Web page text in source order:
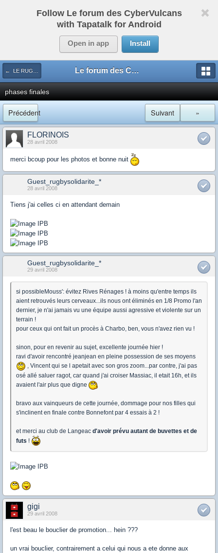
Follow Le forum des CyberVulcans
with Tapatalk for Android
Open in app Install
← LE RUGBY DE CHEZ NOUS Le forum des CyberVulcans
phases finales
Précédent »
Suivant
FLORINOIS
28 avril 2008
merci bcoup pour les photos et bonne nuit
Guest_rugbysolidarite_*
28 avril 2008
Tiens j'ai celles ci en attendant demain
Guest_rugbysolidarite_*
29 avril 2008
si possibleMouss': évitez Rives Rénages ! à moins qu'entre temps ils
aient retrouvés leurs cerveaux...ils nous ont éliminés en 1/8 Promo l'an
dernier, je n'ai jamais vu une équipe aussi agressive et violente sur un
terrain !
pour ceux qui ont fait un procès à Charbo, ben, vous n'avez rien vu !
sinon, pour en revenir au sujet, excellente journée hier !
ravi d'avoir rencontré jeanjean en pleine possession de ses moyens
, Vincent qui se l apetait avec son gros zoom...par contre, j'ai pas
osé allé saluer ragot, car quand j'ai croiser Massiac, il etait 16h, et ils
avaient l'air plus que digne
bravo aux vainqueurs de cette journée, dommage pour nos filles qui
s'inclinent en finale contre Bonnefont par 4 essais à 2 !
et merci au club de Langeac d'avoir prévu autant de buvettes et de
futs !
gigi
29 avril 2008
l'est beau le bouclier de promotion... hein ???
un vrai bouclier, contrairement a celui qui nous a ete donne aux